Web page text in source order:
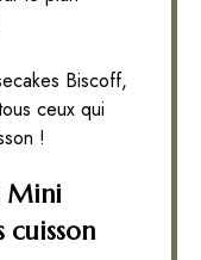
Biscoff,
ceux qui
!
Mini
cuisson